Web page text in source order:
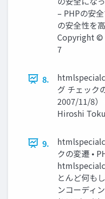
– PHPの安
の安全性を
Copyright ©
7
8.
グ チェック
2007/11/8
Hiroshi
9.
クの変遷 •
とんど何も
ンコーディ